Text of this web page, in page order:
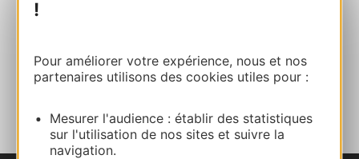
!
Pour améliorer votre expérience, nous et nos
partenaires utilisons des cookies utiles pour :
Mesurer l'audience : établir des statistiques
sur l'utilisation de nos sites et suivre la
navigation.
AJOUTER